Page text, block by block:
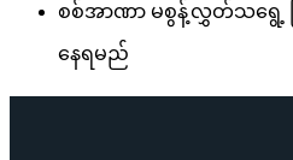
စစ်အာဏာ မစွန့်လွှတ်သရွေ့ ပ
နေရမည်